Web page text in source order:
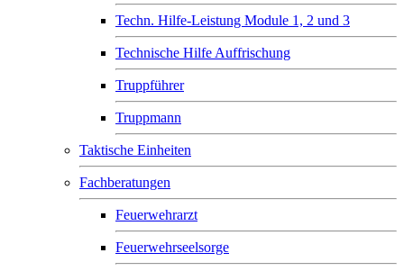
Techn. Hilfe-Leistung Module 1, 2 und 3
Technische Hilfe Auffrischung
Truppführer
Truppmann
Taktische Einheiten
Fachberatungen
Feuerwehrarzt
Feuerwehrseelsorge